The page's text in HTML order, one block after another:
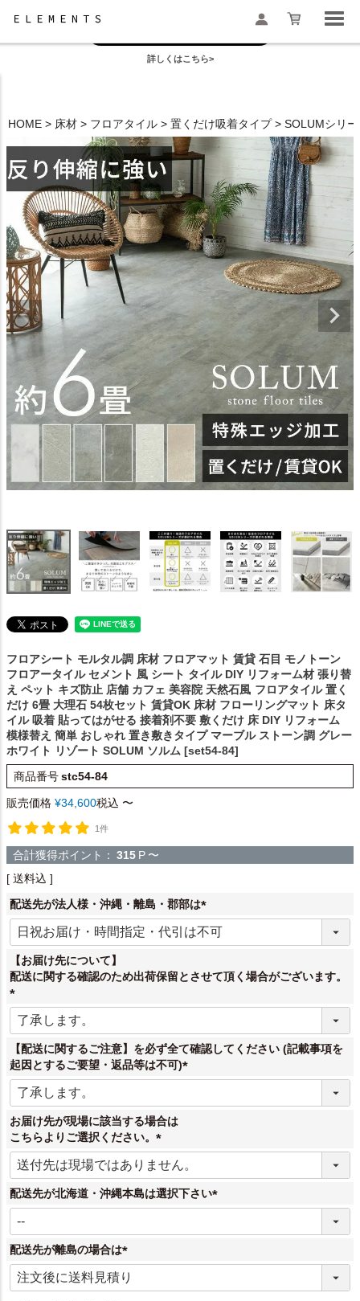
お盆の模様替えは今がおすすめ！
詳しくはこちら>
HOME 床材 フロアタイル 置くだけ吸着タイプ SOLUMシリ
フロアシート モルタル調 床材 フロアマット 賃貸 石目 モノトーン
フロアータイル セメント 風 シート タイル DIY リフォーム材 張り替
え ペット キズ防止 店舗 カフェ 美容院 天然石風 フロアタイル 置く
だけ 6畳 大理石 54枚セット 賃貸OK 床材 フローリングマット 床タ
イル 吸着 貼ってはがせる 接着剤不要 敷くだけ 床 DIY リフォーム
模様替え 簡単 おしゃれ 置き敷きタイプ マーブル ストーン調 グレー
ホワイト リゾート SOLUM ソルム [set54-84]
商品番号stc54-84
販売価格 ¥34,600税込 〜
1件
合計獲得ポイント： 315 P 〜
送料込
配送先が法人様・沖縄・離島・郡部は
(
必
)
【お届け先について】
配送に関する確認のため出荷保留とさせて頂く場合がございます。
(
須
)
【配送に関するご注意】を必ず全て確認してください (記載事項を
起因とするご要望・返品等は不可)
(
お届け先が現場に該当する場合は
こちらよりご選択ください。
(
必
須
配送先が北海道・沖縄本島は選択下さい
(
配送先が離島の場合は
(
必